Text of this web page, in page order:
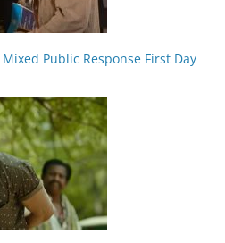
Public Response First Day